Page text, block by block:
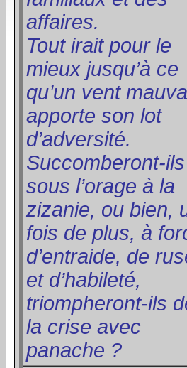
affaires.
Tout irait pour le
mieux jusqu’à ce
qu’un vent
apporte son lot
d’adversité.
Succomberont-ils
sous l’orage à la
zizanie, ou bien,
fois de plus, à
d’entraide, de
et d’habileté,
triompheront-ils
la crise avec
panache ?